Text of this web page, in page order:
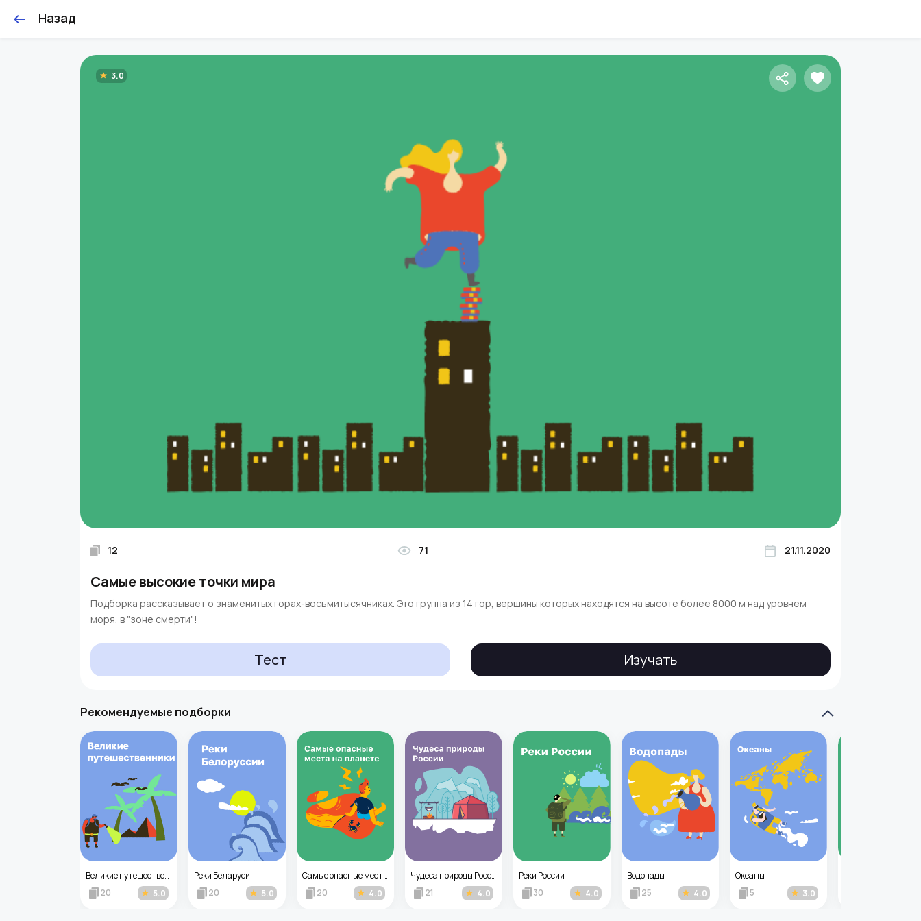
Назад
3.0
12 71 21.11.2020
Самые высокие точки мира
Подборка рассказывает о знаменитых горах-восьмитысячниках. Это группа из 14 гор, вершины которых находятся на высоте более 8000 м над уровнем
моря, в "зоне смерти"!
Тест Изучать
Рекомендуемые подборки
5.0
Великие путешественники
20
5.0
Реки Беларуси
20
4.0
Самые опасные места на планете
20
4.0
Чудеса природы России
21
4.0
Реки России
30
4.0
Водопады
25
3.0
Океаны
5